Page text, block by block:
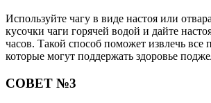
Используйте чагу в виде настоя или
кусочки чаги горячей водой и дайте
часов. Такой способ поможет извлечь все
которые могут поддержать здоровье
СОВЕТ №3